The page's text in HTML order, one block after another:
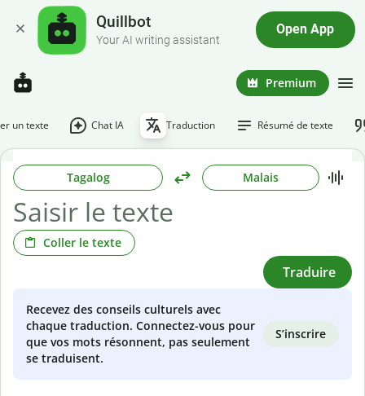
Quillbot
Your AI writing assistant
Open App
Premium
un texte Chat IA Traduction Résumé de texte
Tagalog Malais
Coller le texte
Traduire
Recevez des conseils culturels avec
chaque traduction. Connectez-vous pour
que vos mots résonnent, pas seulement
se traduisent.
S’inscrire